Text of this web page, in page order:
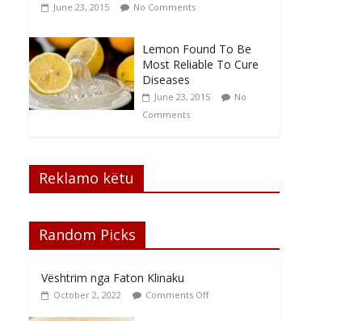
June 23, 2015 No Comments
Lemon Found To Be
Most Reliable To Cure
Diseases
June 23, 2015
No
Comments
Reklamo këtu
Random Picks
Vështrim nga Faton Klinaku
October 2, 2022 Comments Off